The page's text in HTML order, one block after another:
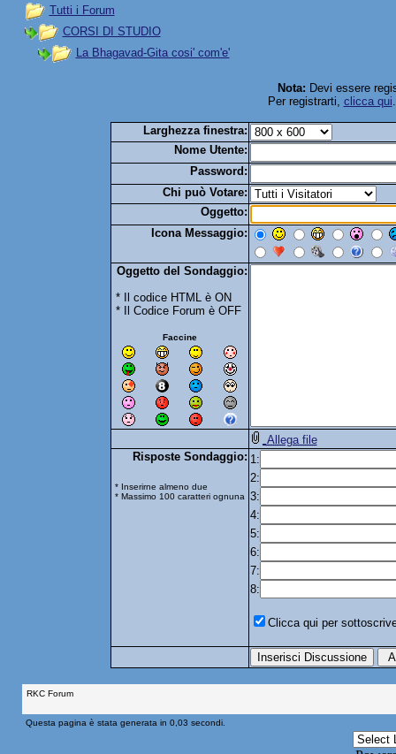
Tutti i Forum
CORSI DI STUDIO
La Bhagavad-Gita cosi' com'e'
Nota: Devi essere
Per registrarti, clicca qui
Larghezza finestra:
Nome Utente:
Password:
Chi può Votare:
Oggetto:
Icona Messaggio:
Oggetto del Sondaggio:
* Il codice HTML è ON
* Il Codice Forum è OFF
Faccine
Allega file
Risposte Sondaggio:
* Inserirne almeno due
* Massimo 100 caratteri ognuna
1:
2:
3:
4:
5:
6:
7:
8:
Clicca qui per
RKC Forum
Questa pagina è stata generata in 0,03 secondi.